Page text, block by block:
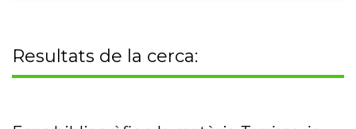
Resultats de la cerca: